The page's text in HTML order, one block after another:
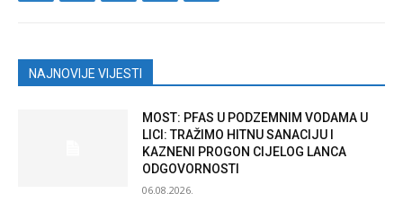
NAJNOVIJE VIJESTI
MOST: PFAS U PODZEMNIM VODAMA U
LICI: TRAŽIMO HITNU SANACIJU I
KAZNENI PROGON CIJELOG LANCA
ODGOVORNOSTI
06.08.2026.